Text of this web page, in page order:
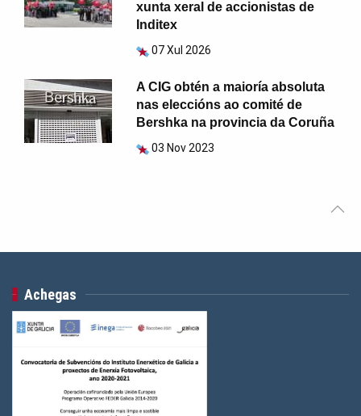
xunta xeral de accionistas de
Inditex
07 Xul 2026
A CIG obtén a maioría absoluta
nas eleccións ao comité de
Bershka na provincia da Coruña
03 Nov 2023
Achegas